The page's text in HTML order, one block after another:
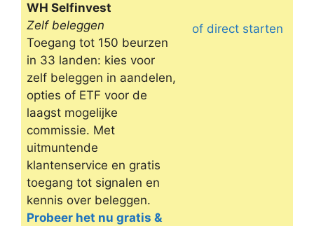
WH Selfinvest
Zelf beleggen
Toegang tot 150 beurzen
in 33 landen: kies voor
zelf beleggen in aandelen,
opties of ETF voor de
laagst mogelijke
commissie. Met
uitmuntende
klantenservice en gratis
toegang tot signalen en
kennis over beleggen.
Probeer het nu gratis &
of direct starten